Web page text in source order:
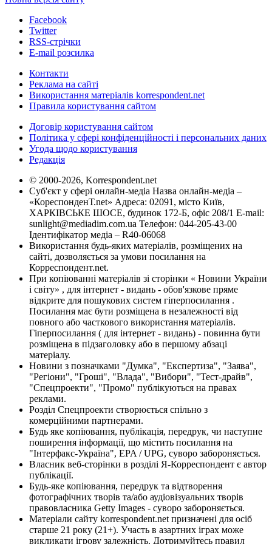
Facebook
Twitter
RSS-стрічки
E-mail розсилка
Контакти
Реклама на сайті
Використання матеріалів korrespondent.net
Правила користування сайтом
Договір користування сайтом
Політика у сфері конфіденційності і персональних даних
Угода щодо користування
Редакція
© 2000-2026, Korrespondent.net
Суб'єкт у сфері онлайн-медіа Назва онлайн-медіа –
«КореспонденТ.net» Адреса: 02091, місто Київ,
ХАРКІВСЬКЕ ШОСЕ, будинок 172-Б, офіс 208/1 E-mail:
sunlight@mediadim.com.ua Телефон: 044-205-43-00
Ідентифікатор медіа – R40-06068
Використання будь-яких матеріалів, розміщених на
сайті, дозволяється за умови посилання на
Корреспондент.net.
При копіюванні матеріалів зі сторінки « Новини України
і світу» , для інтернет - видань - обов'язкове пряме
відкрите для пошукових систем гіперпосилання .
Посилання має бути розміщена в незалежності від
повного або часткового використання матеріалів.
Гіперпосилання ( для інтернет - видань) - повинна бути
розміщена в підзаголовку або в першому абзаці
матеріалу.
Новини з позначками "Думка", "Експертиза", "Заява",
"Регіони", "Гроші", "Влада", "Вибори", "Тест-драйв",
"Спецпроекти", "Промо" публікуються на правах
реклами.
Розділ Спецпроекти створюється спільно з
комерційними партнерами.
Будь яке копіювання, публікація, передрук, чи наступне
поширення інформації, що містить посилання на
"Інтерфакс-Україна", EPA / UPG, суворо забороняється.
Власник веб-сторінки в розділі Я-Корреспондент є автор
публікації.
Будь-яке копіювання, передрук та відтворення
фотографічних творів та/або аудіовізуальних творів
правовласника Getty Images - суворо забороняється.
Матеріали сайту korrespondent.net призначені для осіб
старше 21 року (21+). Участь в азартних іграх може
викликати ігрову залежність. Дотримуйтесь правил